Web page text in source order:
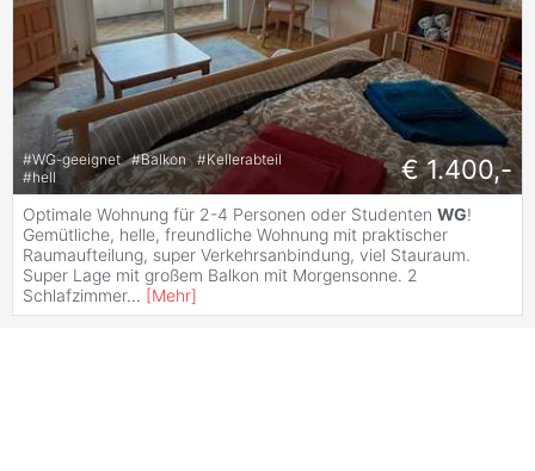
#WG-geeignet #Balkon #Kellerabteil
#hell € 1.400,-
Optimale Wohnung für 2-4 Personen oder Studenten WG!
Gemütliche, helle, freundliche Wohnung mit praktischer
Raumaufteilung, super Verkehrsanbindung, viel Stauraum.
Super Lage mit großem Balkon mit Morgensonne. 2
Schlafzimmer... [Mehr]